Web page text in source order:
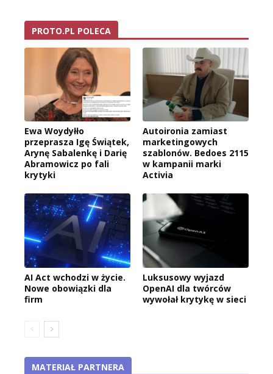
PROTO.PL POLECA
Ewa Woydyłło
przeprasza Igę Świątek,
Arynę Sabalenkę i Darię
Abramowicz po fali
krytyki
Autoironia zamiast
marketingowych
szablonów. Bedoes 2115
w kampanii marki
Activia
AI Act wchodzi w życie.
Nowe obowiązki dla
firm
Luksusowy wyjazd
OpenAI dla twórców
wywołał krytykę w sieci
MATERIAŁ PARTNERA